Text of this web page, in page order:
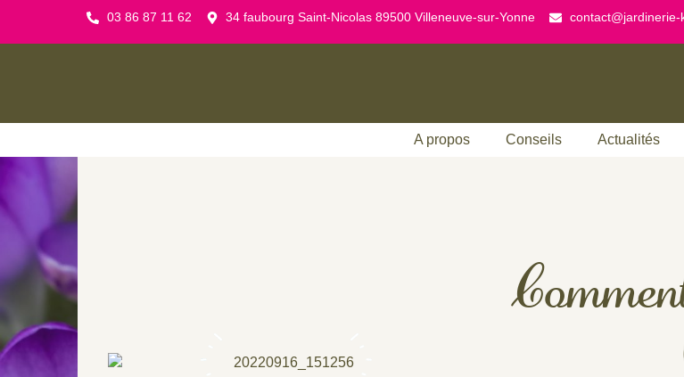
03 86 87 11 62 34 faubourg Saint-Nicolas 89500 Villeneuve-sur-Yonne contact@jardinerie-
A propos Conseils Actualités